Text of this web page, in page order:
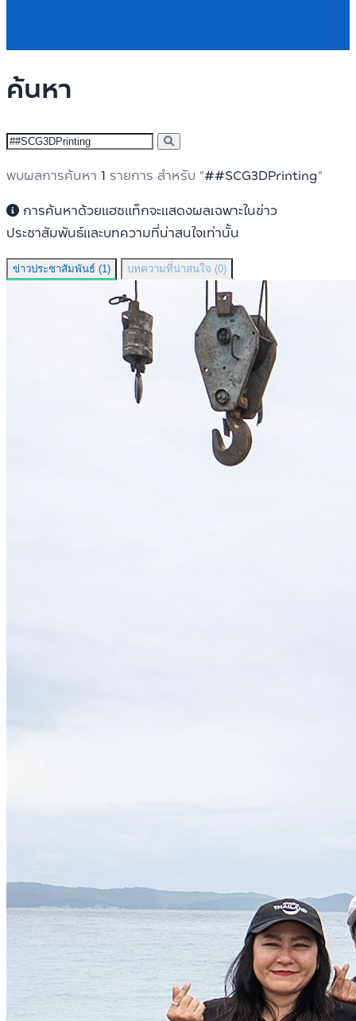
ค้นหา
พบผลการค้นหา 1 รายการ สำหรับ "##SCG3DPrinting"
การค้นหาด้วยแฮชแท็กจะแสดงผลเฉพาะในข่าว
ประชาสัมพันธ์และบทความที่น่าสนใจเท่านั้น
ข่าวประชาสัมพันธ์ (1) บทความที่น่าสนใจ (0)